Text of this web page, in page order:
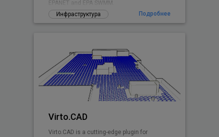
EPANET and EPA SWMM.
Инфраструктура
Подробнее
Virto.CAD
Virto.CAD is a cutting-edge plugin for